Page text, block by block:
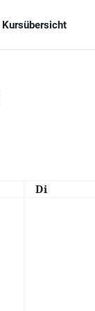
Kursübersicht
Dienstag
Di